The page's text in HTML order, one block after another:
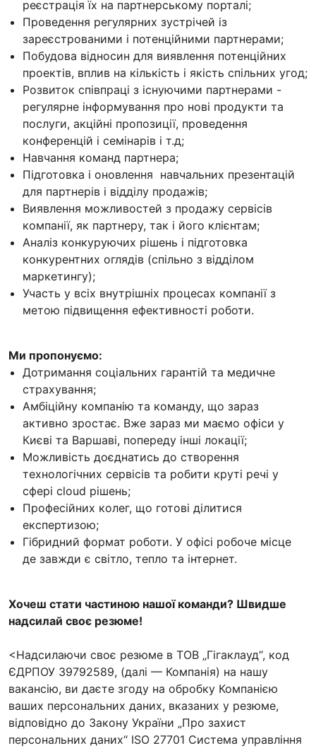
реєстрація їх на партнерському порталі;
Проведення регулярних зустрічей із
зареєстрованими і потенційними партнерами;
Побудова відносин для виявлення потенційних
проектів, вплив на кількість і якість спільних угод;
Розвиток співпраці з існуючими партнерами -
регулярне інформування про нові продукти та
послуги, акційні пропозиції, проведення
конференцій і семінарів і т.д;
Навчання команд партнера;
Підготовка і оновлення навчальних презентацій
для партнерів і відділу продажів;
Виявлення можливостей з продажу сервісів
компанії, як партнеру, так і його клієнтам;
Аналіз конкуруючих рішень і підготовка
конкурентних оглядів (спільно з відділом
маркетингу);
Участь у всіх внутрішніх процесах компанії з
метою підвищення ефективності роботи.
Ми пропонуємо:
Дотримання соціальних гарантій та медичне
страхування;
Амбіційну компанію та команду, що зараз
активно зростає. Вже зараз ми маємо офіси у
Києві та Варшаві, попереду інші локації;
Можливість доєднатись до створення
технологічних сервісів та робити круті речі у
сфері cloud рішень;
Професійних колег, що готові ділитися
експертизою;
Гібридний формат роботи. У офісі робоче місце
де завжди є світло, тепло та інтернет.
Хочеш стати частиною нашої команди? Швидше
надсилай своє резюме!
<Надсилаючи своє резюме в ТОВ „Гігаклауд“, код
ЄДРПОУ 39792589, (далі — Компанія) на нашу
вакансію, ви даєте згоду на обробку Компанією
ваших персональних даних, вказаних у резюме,
відповідно до Закону України „Про захист
персональних даних“ ISO 27701 Система управління